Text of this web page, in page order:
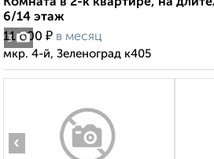
3
Комната в 2-к квартире, на
6/14 этаж
11 000 ₽ в месяц
мкр. 4-й, Зеленоград к405
‹